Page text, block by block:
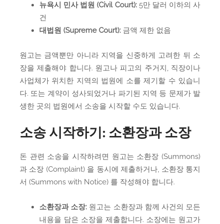
뉴욕시 민사 법원 (Civil Court):5만 달러 이하의 사
건
대법원 (Supreme Court): 금액 제한 없음
원고는 금액뿐만 아니라 지역을 신중하게 고려한 뒤 소
장을 제출해야 합니다. 원고나 피고의 주거지, 직장이나
사업체가 위치한 지역의 법원에 소를 제기할 수 있습니
다. 또는 계약이 성사되었거나 파기된 지역 등 문제가 발
생한 곳의 법원에서 소송을 시작할 수도 있습니다.
소송 시작하기: 소환장과 소장
돈 관련 소송을 시작하려면 원고는 소환장 (Summons)
과 소장 (Complaint) 을 동시에 제출하거나, 소환장 통지
서 (Summons with Notice) 를 작성해야 합니다.
소환장과 소장: 원고는 소환장과 함께 사건의 모든
내용을 담은 소장을 제출합니다. 소장에는 원고가